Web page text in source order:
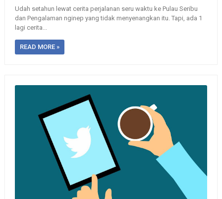
Udah setahun lewat cerita perjalanan seru waktu ke Pulau Seribu
dan Pengalaman nginep yang tidak menyenangkan itu. Tapi, ada 1
lagi cerita...
READ MORE »